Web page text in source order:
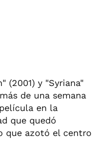
(2001) y "Syriana"
de una semana
en la
que quedó
que azotó el centro